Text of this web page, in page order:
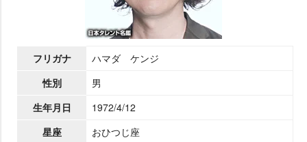
フリガナ
ハマダ ケンジ
性別
男
生年月日
1972/4/12
星座
おひつじ座